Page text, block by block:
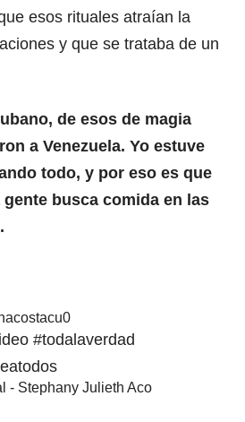
esos rituales atraían la
y que se trataba de un
de esos de magia
a Venezuela. Yo estuve
todo, y por eso es que
busca comida en las
#todalaverdad
- Stephany Julieth Aco